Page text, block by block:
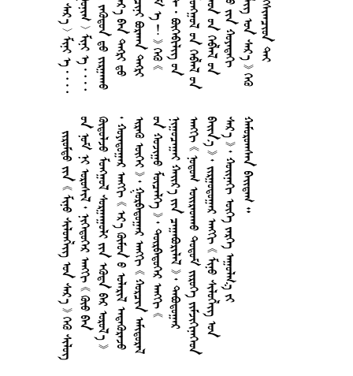
                                                                             